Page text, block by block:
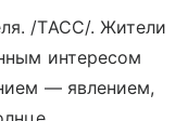
/ТАСС/. Жители
интересом
— явлением,